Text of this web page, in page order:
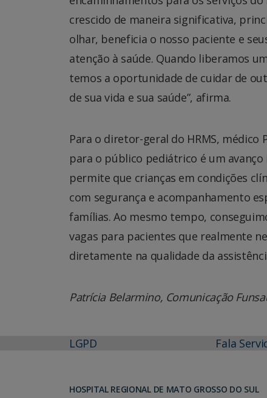
crescido de maneira significativa,
olhar, beneficia o nosso paciente e
atenção à saúde. Quando liberamos
temos a oportunidade de cuidar de
de sua vida e sua saúde”, afirma.
Para o diretor-geral do HRMS, médico
para o público pediátrico é um
permite que crianças em condições
com segurança e acompanhamento
famílias. Ao mesmo tempo,
vagas para pacientes que realmente
diretamente na qualidade da
Patrícia Belarmino, Comunicação
LGPD Fala
HOSPITAL REGIONAL DE MATO GROSSO DO SUL